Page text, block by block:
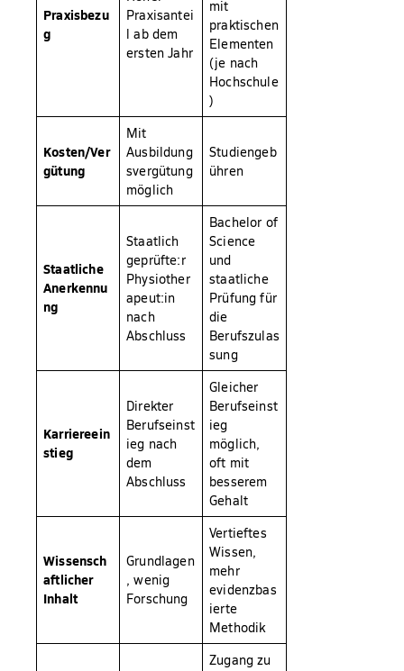
Praxisbezu
g
Praxisantei
l ab dem
ersten Jahr
mit
praktischen
Elementen
(je nach
Hochschule
)
Kosten/Ver
gütung
Mit
Ausbildung
svergütung
möglich
Studiengeb
ühren
Staatliche
Anerkennu
ng
Staatlich
geprüfte:r
Physiother
apeut:in
nach
Abschluss
Bachelor of
Science
und
staatliche
Prüfung für
die
Berufszulas
sung
Karriereein
stieg
Direkter
Berufseinst
ieg nach
dem
Abschluss
Gleicher
Berufseinst
ieg
möglich,
oft mit
besserem
Gehalt
Wissensch
aftlicher
Inhalt
Grundlagen
, wenig
Forschung
Vertieftes
Wissen,
mehr
evidenzbas
ierte
Methodik
Zugang zu